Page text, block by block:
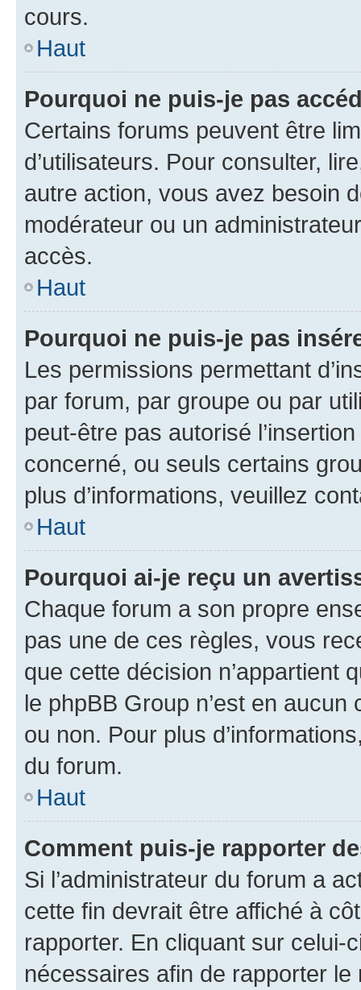
cours.
Haut
Pourquoi ne puis-je pas
Certains forums peuvent être
d’utilisateurs. Pour consulter,
autre action, vous avez besoin
modérateur ou un
accès.
Haut
Pourquoi ne puis-je pas
Les permissions permettant
par forum, par groupe ou par
peut-être pas autorisé
concerné, ou seuls certains
plus d’informations, veuillez
Haut
Pourquoi ai-je reçu un
Chaque forum a son propre
pas une de ces règles, vous
que cette décision n’appartient
le phpBB Group n’est en
ou non. Pour plus
du forum.
Haut
Comment puis-je rapporter
Si l’administrateur du forum a
cette fin devrait être affiché à
rapporter. En cliquant sur
nécessaires afin de rapporter le